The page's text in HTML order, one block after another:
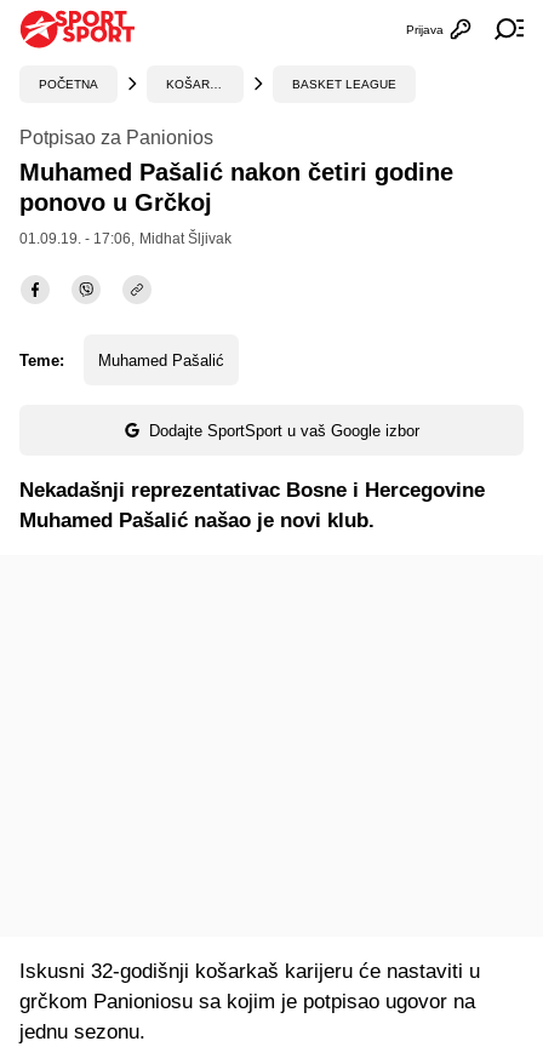
Otvori
Prijava
POČETNA BASKET LEAGUE
Potpisao za Panionios
Muhamed Pašalić nakon četiri godine
ponovo u Grčkoj
01.09.19. - 17:06, Midhat Šljivak
Teme: Muhamed Pašalić
Dodajte SportSport u vaš Google izbor
Nekadašnji reprezentativac Bosne i Hercegovine
Muhamed Pašalić našao je novi klub.
Iskusni 32-godišnji košarkaš karijeru će nastaviti u
grčkom Panioniosu sa kojim je potpisao ugovor na
jednu sezonu.